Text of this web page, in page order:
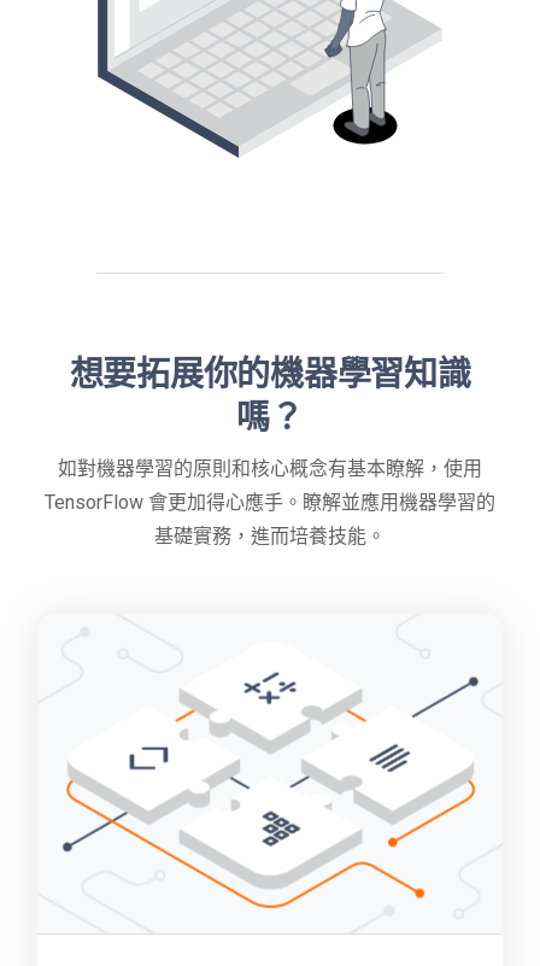
想要拓展你的機器學習知識
嗎？
如對機器學習的原則和核心概念有基本瞭解，使用
TensorFlow 會更加得心應手。瞭解並應用機器學習的
基礎實務，進而培養技能。